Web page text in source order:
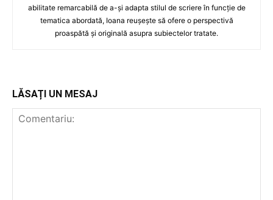
abilitate remarcabilă de a-și adapta stilul de scriere în funcție de
tematica abordată, Ioana reușește să ofere o perspectivă
proaspătă și originală asupra subiectelor tratate.
LĂSAȚI UN MESAJ